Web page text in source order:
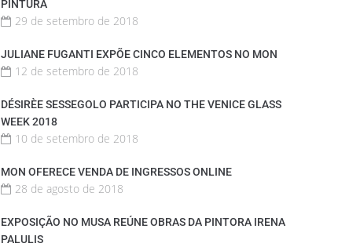
PINTURA
29 de setembro de 2018
JULIANE FUGANTI EXPÕE CINCO ELEMENTOS NO MON
12 de setembro de 2018
DÉSIRÈE SESSEGOLO PARTICIPA NO THE VENICE GLASS
WEEK 2018
10 de setembro de 2018
MON OFERECE VENDA DE INGRESSOS ONLINE
28 de agosto de 2018
EXPOSIÇÃO NO MUSA REÚNE OBRAS DA PINTORA IRENA
PALULIS